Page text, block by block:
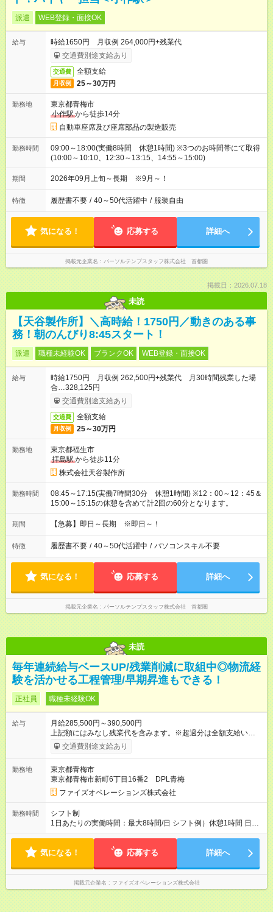
派遣 WEB登録・面接OK
給与
時給1650円 月収例 264,000円+残業代
交通費別途支給あり
交通費 全額支給
月収例 25～30万円
勤務地
東京都青梅市
小作駅から徒歩14分
自動車座席及び座席部品の製造販売
勤務時間
09:00～18:00(実働8時間 休憩1時間) ※3つのお時間帯にて取得
(10:00～10:10、12:30～13:15、14:55～15:00)
期間 2026年09月上旬～長期 ※9月～！
特徴 履歴書不要 / 40～50代活躍中 / 服装自由
気になる！ 応募する 詳細へ
掲載元企業名 パーソルテンプスタッフ株式会社 首都圏
掲載日：2026.07.18
未読
【天谷製作所】＼高時給！1750円／動きのある事
務！朝のんびり8:45スタート！
派遣 職種未経験OK ブランクOK WEB登録・面接OK
給与
時給1750円 月収例 262,500円+残業代 月30時間残業した場
合…328,125円
交通費別途支給あり
交通費 全額支給
月収例 25～30万円
勤務地
東京都福生市
拝島駅から徒歩11分
株式会社天谷製作所
勤務時間
08:45～17:15(実働7時間30分 休憩1時間) ※12：00～12：45＆
15:00～15:15の休憩を含めて計2回の60分となります。
期間 【急募】即日～長期 ※即日～！
特徴 履歴書不要 / 40～50代活躍中 / パソコンスキル不要
気になる！ 応募する 詳細へ
掲載元企業名 パーソルテンプスタッフ株式会社 首都圏
未読
毎年連続給与ベースUP/残業削減に取組中◎物流経
験を活かせる工程管理/早期昇進もできる！
正社員 職種未経験OK
給与
月給285,500円～390,500円
上記額にはみなし残業代を含みます。※超過分は全額支給いたし
ます。 みなし残業代 44,000円 ～ 60,000円／月 みなし残業時
間 25時間／月 ・能力や経験などを考慮して決定します。 ・上記
す。 ・超過分は全額支給します。 2年連続給与のベースアップ
を行っており、まだまだ規模拡大を進めております！ 【試用期
間】試用期間あり 試用期間の長さ：3ヶ月 雇用形態、給与は本
採用時と同じです。
交通費別途支給あり
勤務地
東京都青梅市
東京都青梅市新町6丁目16番2 DPL青梅
ファイズオペレーションズ株式会社
勤務時間
シフト制
1日あたりの実働時間：最大8時間/日 シフト例）休憩1時間 日
勤 8:00～19:00 夜勤 19:00～翌6:00 ※日勤/夜勤混在のシフト
お伺いしております ご家庭の事情等により夜勤勤務ができな
気になる！ 応募する 詳細へ
掲載元企業名 ファイズオペレーションズ株式会社